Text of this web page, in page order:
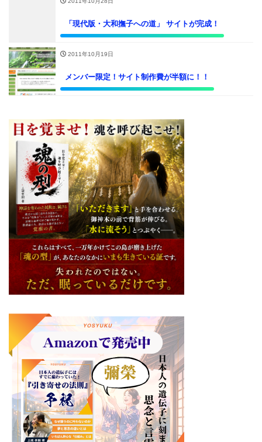
「現代版・大和撫子への道」 サイトが完成！
2011年10月19日
メンバー限定！サイト制作費が半額に！！